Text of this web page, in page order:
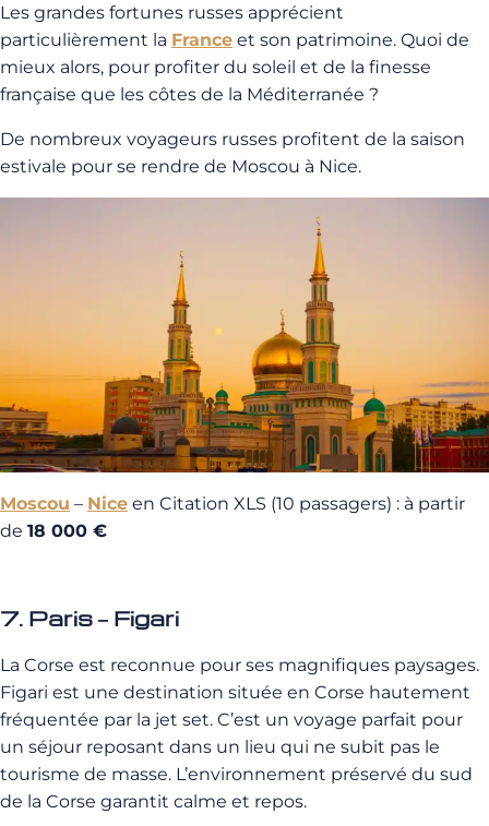
Les grandes fortunes russes apprécient
particulièrement la France et son patrimoine. Quoi de
mieux alors, pour profiter du soleil et de la finesse
française que les côtes de la Méditerranée ?
De nombreux voyageurs russes profitent de la saison
estivale pour se rendre de Moscou à Nice.
Moscou – Nice en Citation XLS (10 passagers) : à partir
de 18 000 €
7. Paris – Figari
La Corse est reconnue pour ses magnifiques paysages.
Figari est une destination située en Corse hautement
fréquentée par la jet set. C’est un voyage parfait pour
un séjour reposant dans un lieu qui ne subit pas le
tourisme de masse. L’environnement préservé du sud
de la Corse garantit calme et repos.